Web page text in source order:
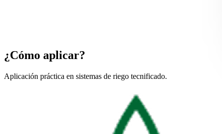
¿Cómo aplicar?
Aplicación práctica en sistemas de riego tecnificado.